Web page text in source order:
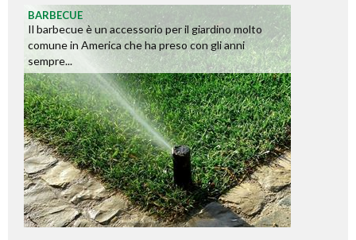
BARBECUE
Il barbecue è un accessorio per il giardino molto
comune in America che ha preso con gli anni
sempre...